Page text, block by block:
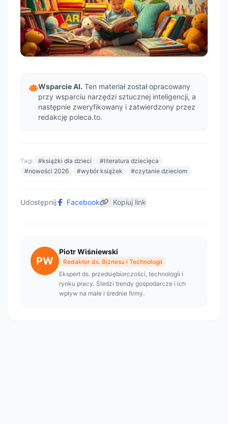
Wsparcie AI. Ten materiał został opracowany
przy wsparciu narzędzi sztucznej inteligencji, a
następnie zweryfikowany i zatwierdzony przez
redakcję poleca.to.
Tagi: #książki dla dzieci
#literatura dziecięca
#nowości 2026
#wybór książek #czytanie dzieciom
Udostępnij: Facebook Kopiuj link
PW
Piotr Wiśniewski
Redaktor ds. Biznesu i Technologii
Ekspert ds. przedsiębiorczości, technologii i
rynku pracy. Śledzi trendy gospodarcze i ich
wpływ na małe i średnie firmy.